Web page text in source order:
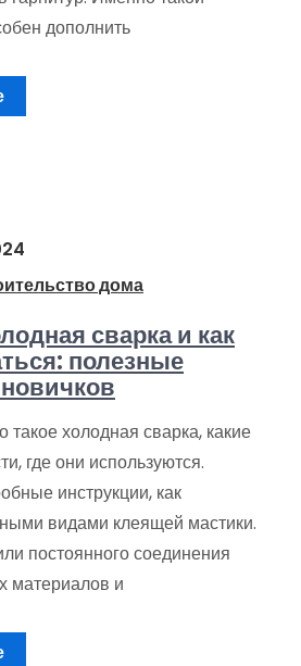
дополнить
дома
сварка и как
полезные
такое холодная сварка, какие
где они используются.
инструкции, как
видами клеящей мастики.
постоянного соединения
материалов и